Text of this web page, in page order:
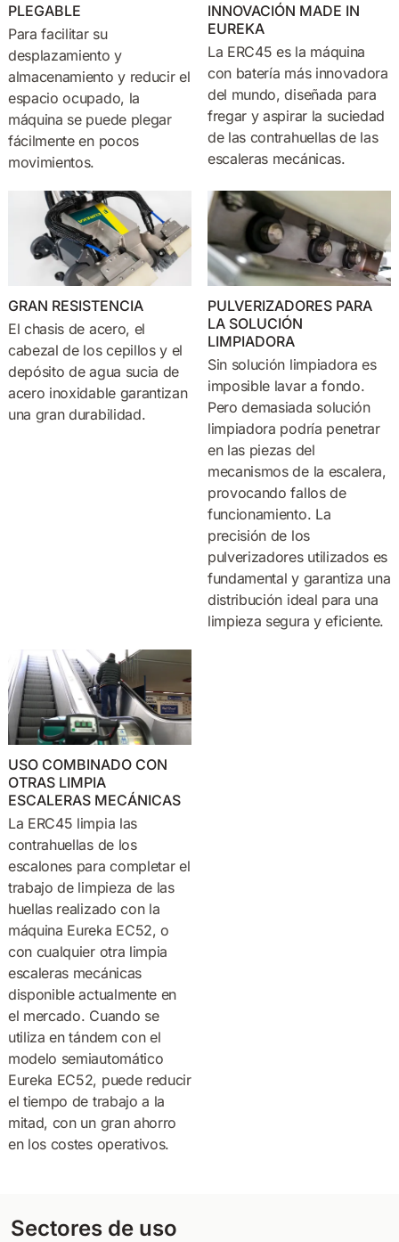
PLEGABLE
Para facilitar su
desplazamiento y
almacenamiento y reducir el
espacio ocupado, la
máquina se puede plegar
fácilmente en pocos
movimientos.
INNOVACIÓN MADE IN
EUREKA
La ERC45 es la máquina
con batería más innovadora
del mundo, diseñada para
fregar y aspirar la suciedad
de las contrahuellas de las
escaleras mecánicas.
GRAN RESISTENCIA
El chasis de acero, el
cabezal de los cepillos y el
depósito de agua sucia de
acero inoxidable garantizan
una gran durabilidad.
PULVERIZADORES PARA
LA SOLUCIÓN
LIMPIADORA
Sin solución limpiadora es
imposible lavar a fondo.
Pero demasiada solución
limpiadora podría penetrar
en las piezas del
mecanismos de la escalera,
provocando fallos de
funcionamiento. La
precisión de los
pulverizadores utilizados es
fundamental y garantiza una
distribución ideal para una
limpieza segura y eficiente.
USO COMBINADO CON
OTRAS LIMPIA
ESCALERAS MECÁNICAS
La ERC45 limpia las
contrahuellas de los
escalones para completar el
trabajo de limpieza de las
huellas realizado con la
máquina Eureka EC52, o
con cualquier otra limpia
escaleras mecánicas
disponible actualmente en
el mercado. Cuando se
utiliza en tándem con el
modelo semiautomático
Eureka EC52, puede reducir
el tiempo de trabajo a la
mitad, con un gran ahorro
en los costes operativos.
Sectores de uso